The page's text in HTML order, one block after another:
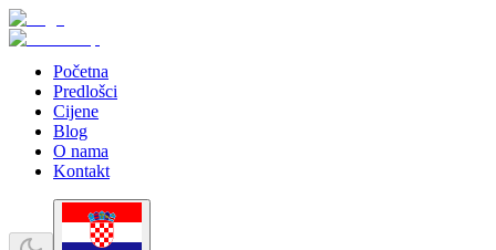
Početna
Predlošci
Cijene
Blog
O nama
Kontakt